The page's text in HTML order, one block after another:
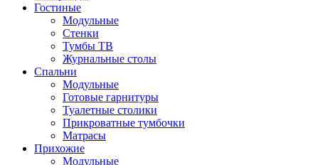
Гостиные
Модульные
Стенки
Тумбы ТВ
Журнальные столы
Спальни
Модульные
Готовые гарнитуры
Туалетные столики
Прикроватные тумбочки
Матрасы
Прихожие
Модульные